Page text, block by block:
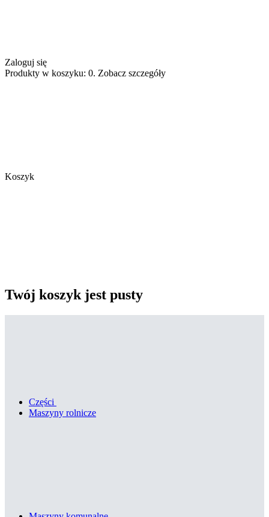
Zaloguj się
Produkty w koszyku: 0. Zobacz szczegóły
Koszyk
Twój koszyk jest pusty
Części
Maszyny rolnicze